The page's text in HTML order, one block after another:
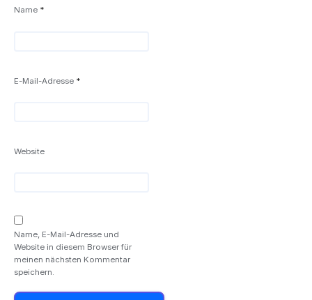
Name *
E-Mail-Adresse *
Website
Name, E-Mail-Adresse und
Website in diesem Browser für
meinen nächsten Kommentar
speichern.